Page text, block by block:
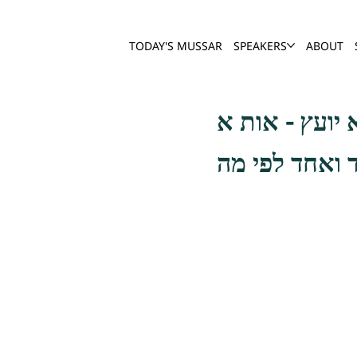
TODAY'S MUSSAR SPEAKERS ABOUT
ואחד לפי מה